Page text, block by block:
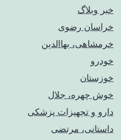
خبر وبلاگ
خراسان رضوی
خرمشاهی، بهاالدین
خودرو
خوزستان
خوش چهره، جلال
دارو و تجهیزات پزشکی
داستانی، مرتضی